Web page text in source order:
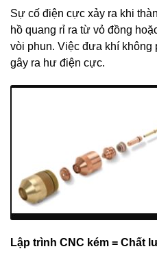
Sự cố điện cực xảy ra khi
hồ quang rỉ ra từ vỏ đồng
vòi phun. Việc đưa khí không
gây ra hư điện cực.
Lập trình CNC kém = Chất